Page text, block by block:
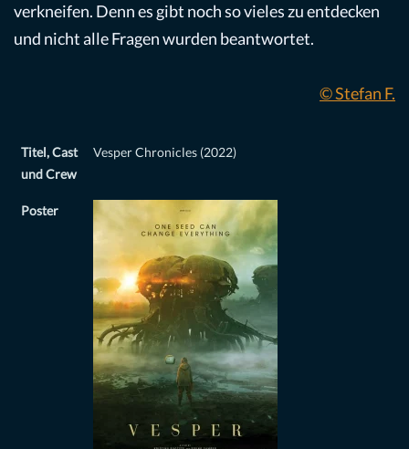
verkneifen. Denn es gibt noch so vieles zu entdecken
und nicht alle Fragen wurden beantwortet.
© Stefan F.
Titel, Cast
und Crew
Vesper Chronicles (2022)
Poster